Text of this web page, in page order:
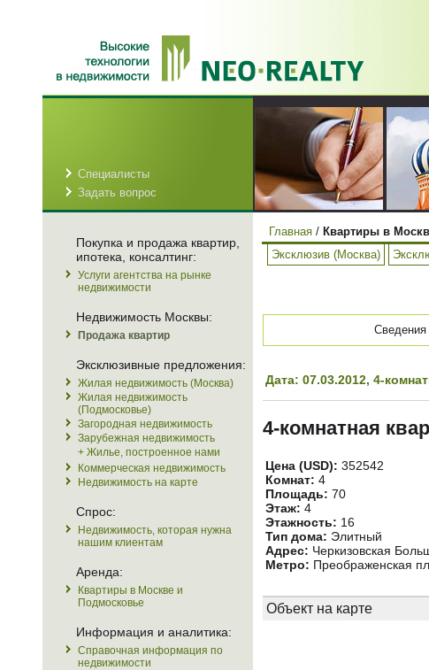
Специалисты
Задать вопрос
Покупка и продажа квартир,
ипотека, консалтинг:
Услуги агентства на рынке
недвижимости
Недвижимость Москвы:
Продажа квартир
Эксклюзивные предложения:
Жилая недвижимость (Москва)
Жилая недвижимость
(Подмосковье)
Загородная недвижимость
Зарубежная недвижимость
+ Жилье, построенное нами
Коммерческая недвижимость
Недвижимость на карте
Спрос:
Недвижимость, которая нужна
нашим клиентам
Аренда:
Квартиры в Москве и
Подмосковье
Информация и аналитика:
Справочная информация по
недвижимости
Главная / Квартиры в
Эксклюзив (Москва)
Сведения
Дата: 07.03.2012, 4-
4-комнатная
Цена (USD): 352542
Комнат: 4
Площадь: 70
Этаж: 4
Этажность: 16
Тип дома: Элитный
Адрес: Черкизовская
Метро: Преображенская
Объект на карте